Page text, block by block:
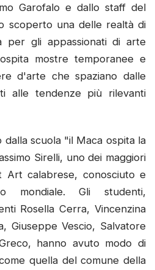
Garofalo e dallo staff del
scoperto una delle realtà di
per gli appassionati di arte
mostre temporanee e
d'arte che spaziano dalle
alle tendenze più rilevanti
scuola "il Maca ospita la
Sirelli, uno dei maggiori
Art calabrese, conosciuto e
mondiale. Gli studenti,
Rosella Cerra, Vincenzina
Giuseppe Vescio, Salvatore
hanno avuto modo di
quella del comune della